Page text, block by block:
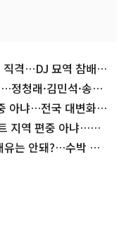
격…DJ 묘역 참배도
청래·김민석·송영
아냐…전국 대변화"
지역 편중 아냐…전
유는 안돼?…수박 조